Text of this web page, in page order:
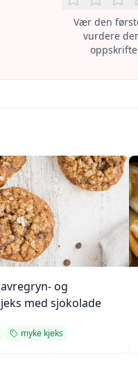
Vær den
vurdere
og
med sjokolade
myke kjeks